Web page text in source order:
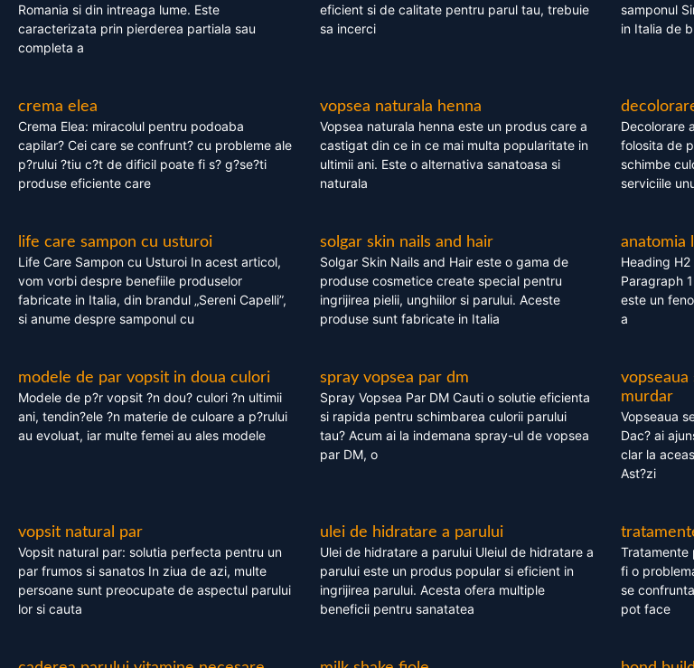
Romania si din intreaga lume. Este
caracterizata prin pierderea partiala sau
completa a
eficient si de calitate pentru parul tau, trebuie
sa incerci
samponul
in Italia de
crema elea
Crema Elea: miracolul pentru podoaba
capilar? Cei care se confrunt? cu probleme ale
p?rului ?tiu c?t de dificil poate fi s? g?se?ti
produse eficiente care
vopsea naturala henna
Vopsea naturala henna este un produs care a
castigat din ce in ce mai multa popularitate in
ultimii ani. Este o alternativa sanatoasa si
naturala
Decolorare
folosita de
schimbe
serviciile
life care sampon cu usturoi
Life Care Sampon cu Usturoi In acest articol,
vom vorbi despre benefiile produselor
fabricate in Italia, din brandul „Sereni Capelli”,
si anume despre samponul cu
solgar skin nails and hair
Solgar Skin Nails and Hair este o gama de
produse cosmetice create special pentru
ingrijirea pielii, unghiilor si parului. Aceste
produse sunt fabricate in Italia
anatomia
Heading H2
Paragraph
este un
a
modele de par vopsit in doua culori
Modele de p?r vopsit ?n dou? culori ?n ultimii
ani, tendin?ele ?n materie de culoare a p?rului
au evoluat, iar multe femei au ales modele
spray vopsea par dm
Spray Vopsea Par DM Cauti o solutie eficienta
si rapida pentru schimbarea culorii parului
tau? Acum ai la indemana spray-ul de vopsea
par DM, o
vopseaua
murdar
Vopseaua
Dac? ai
clar la
Ast?zi
vopsit natural par
Vopsit natural par: solutia perfecta pentru un
par frumos si sanatos In ziua de azi, multe
persoane sunt preocupate de aspectul parului
lor si cauta
ulei de hidratare a parului
Ulei de hidratare a parului Uleiul de hidratare a
parului este un produs popular si eficient in
ingrijirea parului. Acesta ofera multiple
beneficii pentru sanatatea
Tratamente
fi o
se
pot face